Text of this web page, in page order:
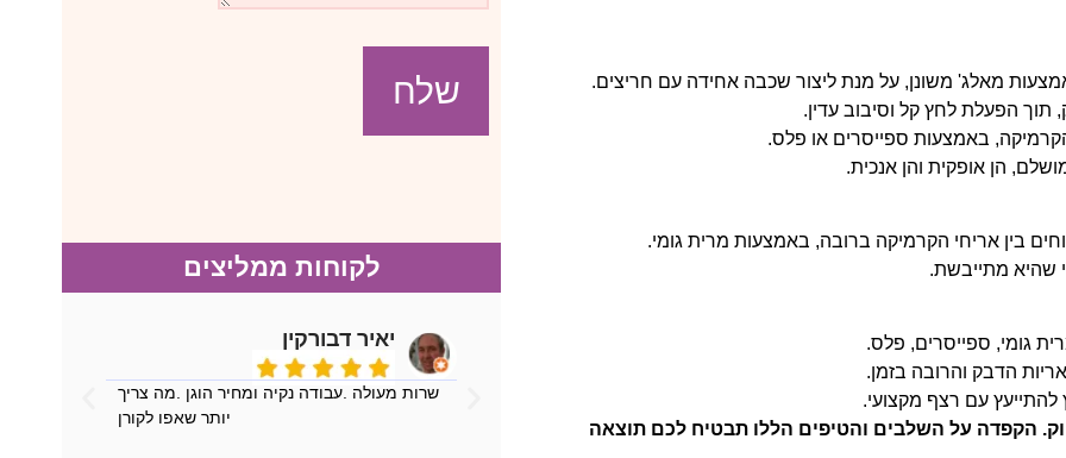
מאלג' משונן, על מנת ליצור שכבה אחידה עם חריצים.
הפעלת לחץ קל וסיבוב עדין.
באמצעות ספייסרים או פלס.
הן אופקית והן אנכית.
בין אריחי הקרמיקה ברובה, באמצעות מרית גומי.
שהיא מתייבשת.
גומי, ספייסרים, פלס.
הדבק והרובה בזמן.
עם רצף מקצועי.
הקפדה על השלבים והטיפים הללו תבטיח לכם תוצאה
שלח
לקוחות ממליצים
יאיר דבורקין
שרות מעולה .עבודה נקיה ומחיר הוגן .מה צריך
יותר שאפו לקורן